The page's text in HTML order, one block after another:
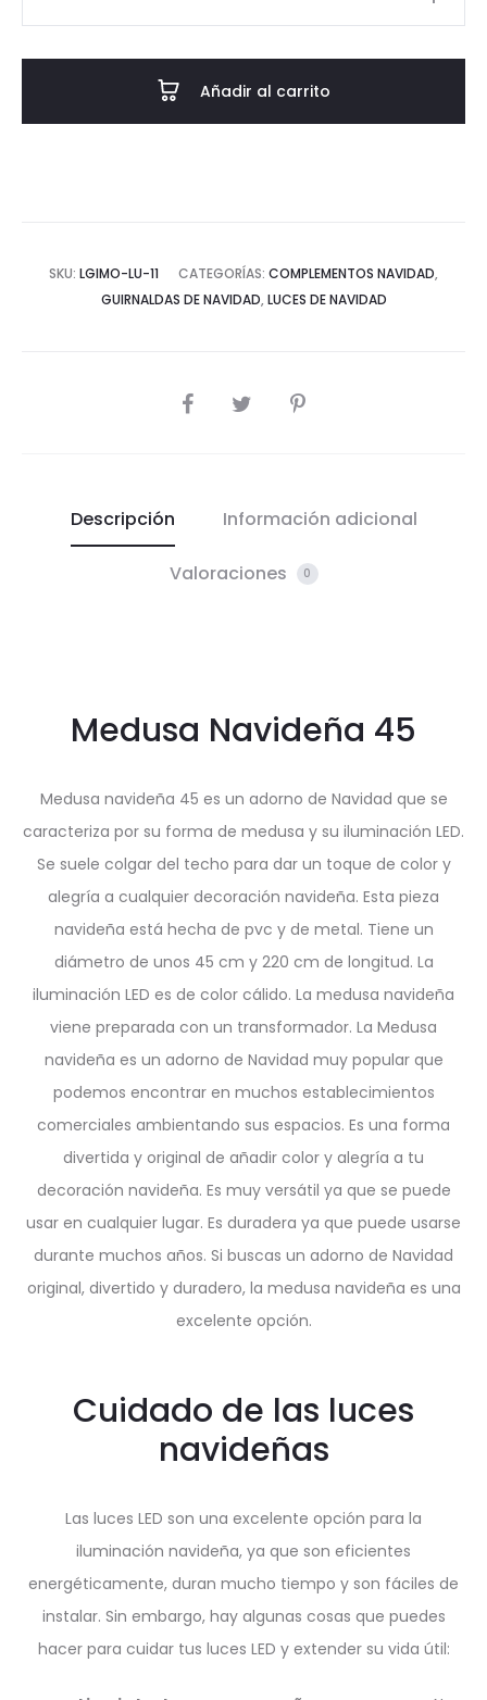
Añadir al carrito
SKU: LGIMO-LU-11 CATEGORÍAS: COMPLEMENTOS NAVIDAD,
GUIRNALDAS DE NAVIDAD, LUCES DE NAVIDAD
COMPARTIR
Descripción Información adicional
Valoraciones 0
Medusa Navideña 45
Medusa navideña 45 es un adorno de Navidad que se
caracteriza por su forma de medusa y su iluminación LED.
Se suele colgar del techo para dar un toque de color y
alegría a cualquier decoración navideña. Esta pieza
navideña está hecha de pvc y de metal. Tiene un
diámetro de unos 45 cm y 220 cm de longitud. La
iluminación LED es de color cálido. La medusa navideña
viene preparada con un transformador. La Medusa
navideña es un adorno de Navidad muy popular que
podemos encontrar en muchos establecimientos
comerciales ambientando sus espacios. Es una forma
divertida y original de añadir color y alegría a tu
decoración navideña. Es muy versátil ya que se puede
usar en cualquier lugar. Es duradera ya que puede usarse
durante muchos años. Si buscas un adorno de Navidad
original, divertido y duradero, la medusa navideña es una
excelente opción.
Cuidado de las luces
navideñas
Las luces LED son una excelente opción para la
iluminación navideña, ya que son eficientes
energéticamente, duran mucho tiempo y son fáciles de
instalar. Sin embargo, hay algunas cosas que puedes
hacer para cuidar tus luces LED y extender su vida útil: